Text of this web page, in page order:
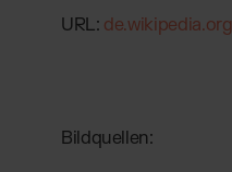
URL: de.wikipedia.org
Bildquellen: